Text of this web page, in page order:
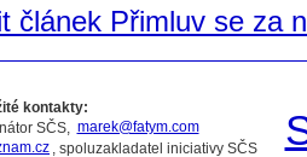
článek Přimluv se za
kontakty:
SČS,
marek@fatym.com
, spoluzakladatel iniciativy SČS